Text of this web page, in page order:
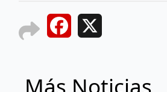
Facebook
Más Noticias